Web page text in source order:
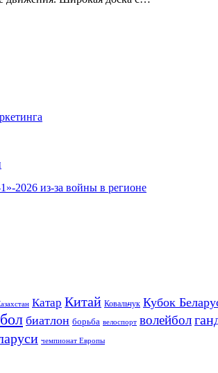
2026 из-за войны в регионе
Катар Китай Ковальчук Кубок
биатлон борьба велоспорт волейбол
чемпионат Европы